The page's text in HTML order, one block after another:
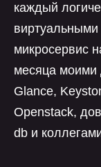
каждый
микросервис
месяца моими
Glance,
Openstack,
db и